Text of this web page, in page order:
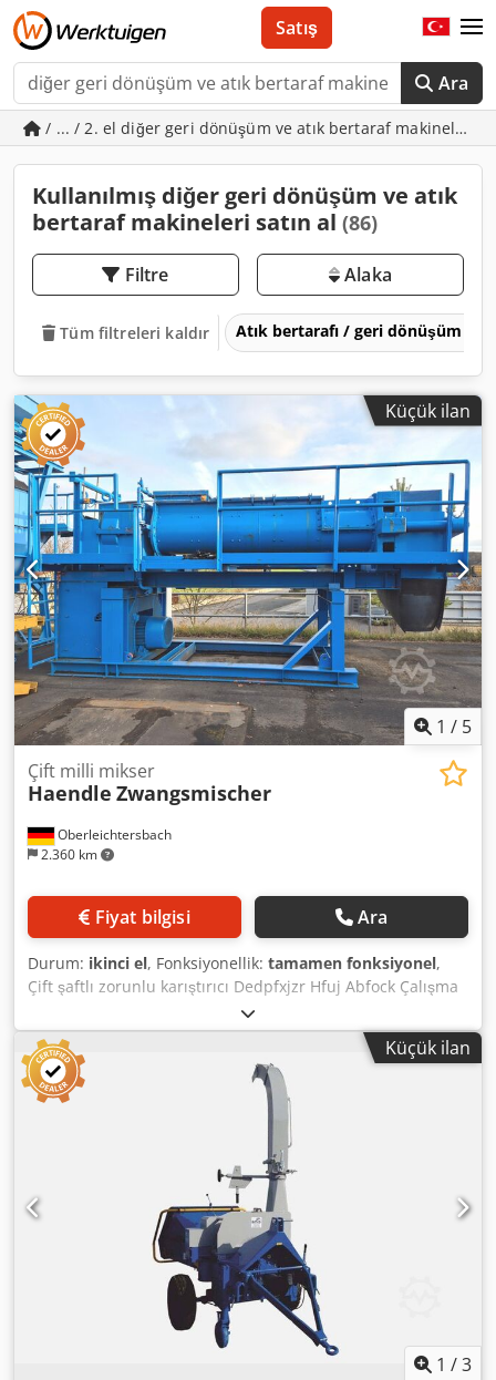
Ara
Satış
/ ... / 2. el diğer geri dönüşüm ve atık bertaraf makineleri
Kullanılmış diğer geri dönüşüm ve atık
bertaraf makineleri satın al (86)
Filtre Alaka
Tüm filtreleri kaldır Atık bertarafı / geri dönüşüm
Küçük ilan
1 / 5
Oberleichtersbach
2.360 km
Çift milli mikser
Haendle Zwangsmischer
Fiyat bilgisi Ara
Durum: ikinci el, Fonksiyonellik: tamamen fonksiyonel,
Çift şaftlı zorunlu karıştırıcı Dedpfxjzr Hfuj Abfock Çalışma
boyutları (iç) yaklaşık 3.500 x 900 mm Ağır hizmet tipi
şanzımanlı 132 kW elektrikli tahrik yeni elektrikli kontrol
paneli çelik yapı
Küçük ilan
1 /3